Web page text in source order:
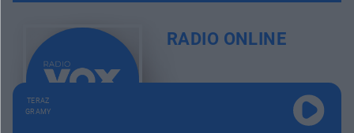
RADIO ONLINE
TERAZ
GRAMY